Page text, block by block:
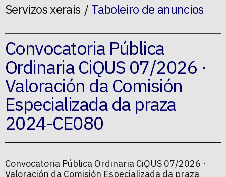
Servizos xerais Taboleiro de anuncios
Convocatoria Pública
Ordinaria CiQUS 07/2026 ·
Valoración da Comisión
Especializada da praza
2024-CE080
Convocatoria Pública Ordinaria CiQUS 07/2026 ·
Valoración da Comisión Especializada da praza